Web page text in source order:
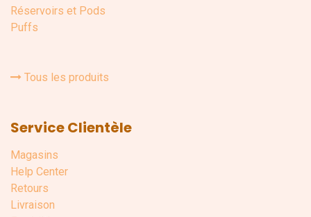
Réservoirs et Pods
Puffs
Tous les produits
Service Clientèle
Magasins
Help Center
Retours
Livraison